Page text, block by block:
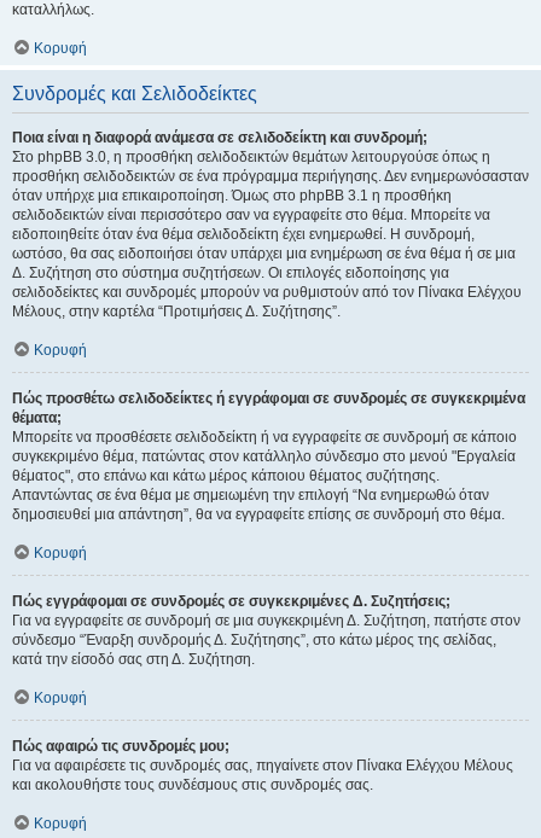
καταλλήλως.
Κορυφή
Συνδρομές και Σελιδοδείκτες
Ποια είναι η διαφορά ανάμεσα σε σελιδοδείκτη και συνδρομή;
Στο phpBB 3.0, η προσθήκη σελιδοδεικτών θεμάτων λειτουργούσε όπως η
προσθήκη σελιδοδεικτών σε ένα πρόγραμμα περιήγησης. Δεν ενημερωνόσασταν
όταν υπήρχε μια επικαιροποίηση. Όμως στο phpBB 3.1 η προσθήκη
σελιδοδεικτών είναι περισσότερο σαν να εγγραφείτε στο θέμα. Μπορείτε να
ειδοποιηθείτε όταν ένα θέμα σελιδοδείκτη έχει ενημερωθεί. Η συνδρομή,
ωστόσο, θα σας ειδοποιήσει όταν υπάρχει μια ενημέρωση σε ένα θέμα ή σε μια
Δ. Συζήτηση στο σύστημα συζητήσεων. Οι επιλογές ειδοποίησης για
σελιδοδείκτες και συνδρομές μπορούν να ρυθμιστούν από τον Πίνακα Ελέγχου
Μέλους, στην καρτέλα “Προτιμήσεις Δ. Συζήτησης”.
Κορυφή
Πώς προσθέτω σελιδοδείκτες ή εγγράφομαι σε συνδρομές σε συγκεκριμένα
θέματα;
Μπορείτε να προσθέσετε σελιδοδείκτη ή να εγγραφείτε σε συνδρομή σε κάποιο
συγκεκριμένο θέμα, πατώντας στον κατάλληλο σύνδεσμο στο μενού "Εργαλεία
θέματος", στο επάνω και κάτω μέρος κάποιου θέματος συζήτησης.
Απαντώντας σε ένα θέμα με σημειωμένη την επιλογή “Να ενημερωθώ όταν
δημοσιευθεί μια απάντηση”, θα να εγγραφείτε επίσης σε συνδρομή στο θέμα.
Κορυφή
Πώς εγγράφομαι σε συνδρομές σε συγκεκριμένες Δ. Συζητήσεις;
Για να εγγραφείτε σε συνδρομή σε μια συγκεκριμένη Δ. Συζήτηση, πατήστε στον
σύνδεσμο “Έναρξη συνδρομής Δ. Συζήτησης”, στο κάτω μέρος της σελίδας,
κατά την είσοδό σας στη Δ. Συζήτηση.
Κορυφή
Πώς αφαιρώ τις συνδρομές μου;
Για να αφαιρέσετε τις συνδρομές σας, πηγαίνετε στον Πίνακα Ελέγχου Μέλους
και ακολουθήστε τους συνδέσμους στις συνδρομές σας.
Κορυφή